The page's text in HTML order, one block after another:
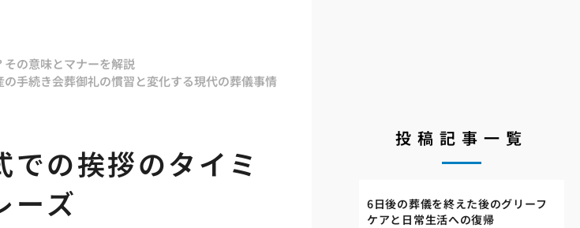
の意味とマナーを解説
手続き会葬御礼の慣習と変化する現代の葬儀事情
での挨拶のタイミ
ーズ
投稿記事一覧
6日後の葬儀を終えた後のグリーフ
ケアと日常生活への復帰